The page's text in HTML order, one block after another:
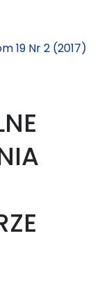
19 Nr 2 (2017)